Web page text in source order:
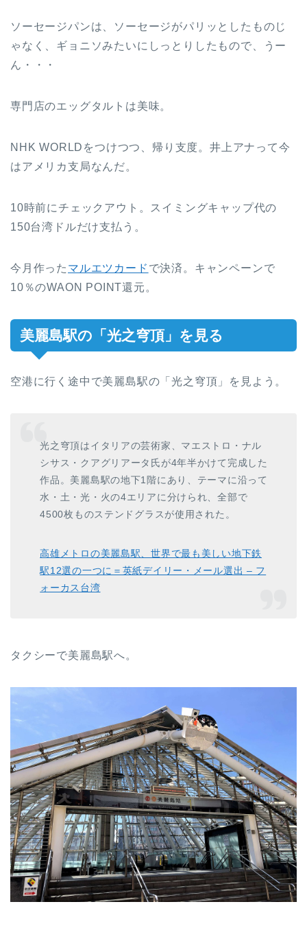
ソーセージパンは、ソーセージがパリッとしたものじ
ゃなく、ギョニソみたいにしっとりしたもので、うー
ん・・・
専門店のエッグタルトは美味。
NHK WORLDをつけつつ、帰り支度。井上アナって今
はアメリカ支局なんだ。
10時前にチェックアウト。スイミングキャップ代の
150台湾ドルだけ支払う。
今月作った マルエツカード で決済。キャンペーンで
10％のWAON POINT還元。
美麗島駅の「光之穹頂」を見る
空港に行く途中で美麗島駅の「光之穹頂」を見よう。
光之穹頂はイタリアの芸術家、マエストロ・ナル
シサス・クアグリアータ氏が4年半かけて完成した
作品。美麗島駅の地下1階にあり、テーマに沿って
水・土・光・火の4エリアに分けられ、全部で
4500枚ものステンドグラスが使用された。
高雄メトロの美麗島駅、世界で最も美しい地下鉄
駅12選の一つに＝英紙デイリー・メール選出 – フ
ォーカス台湾
タクシーで美麗島駅へ。